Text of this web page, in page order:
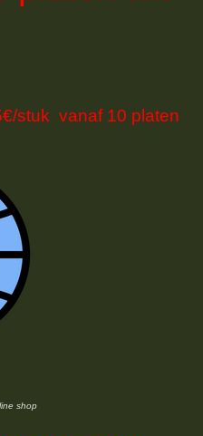
stuk vanaf 10 platen
shop